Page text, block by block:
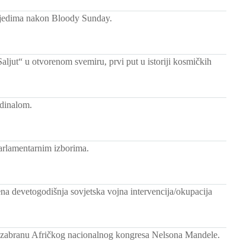
nakon Bloody Sunday.
u otvorenom svemiru, prvi put u istoriji kosmičkih
izborima.
devetogodišnja sovjetska vojna intervencija/okupacija
Afričkog nacionalnog kongresa Nelsona Mandele.